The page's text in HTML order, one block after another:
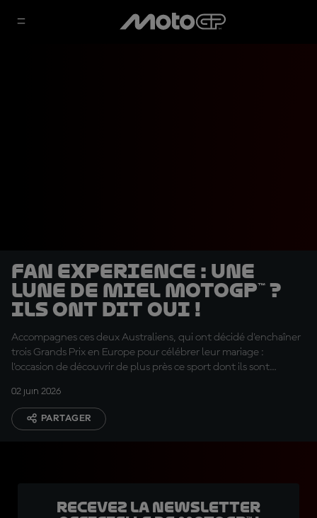
Fan Experience : une
lune de miel MotoGP™ ?
Ils ont dit oui !
Accompagnes ces deux Australiens, qui ont décidé d'enchaîner
trois Grands Prix en Europe pour célébrer leur mariage :
l'occasion de découvrir de plus près ce sport dont ils sont
02 juin 2026
PARTAGER
Recevez la Newsletter